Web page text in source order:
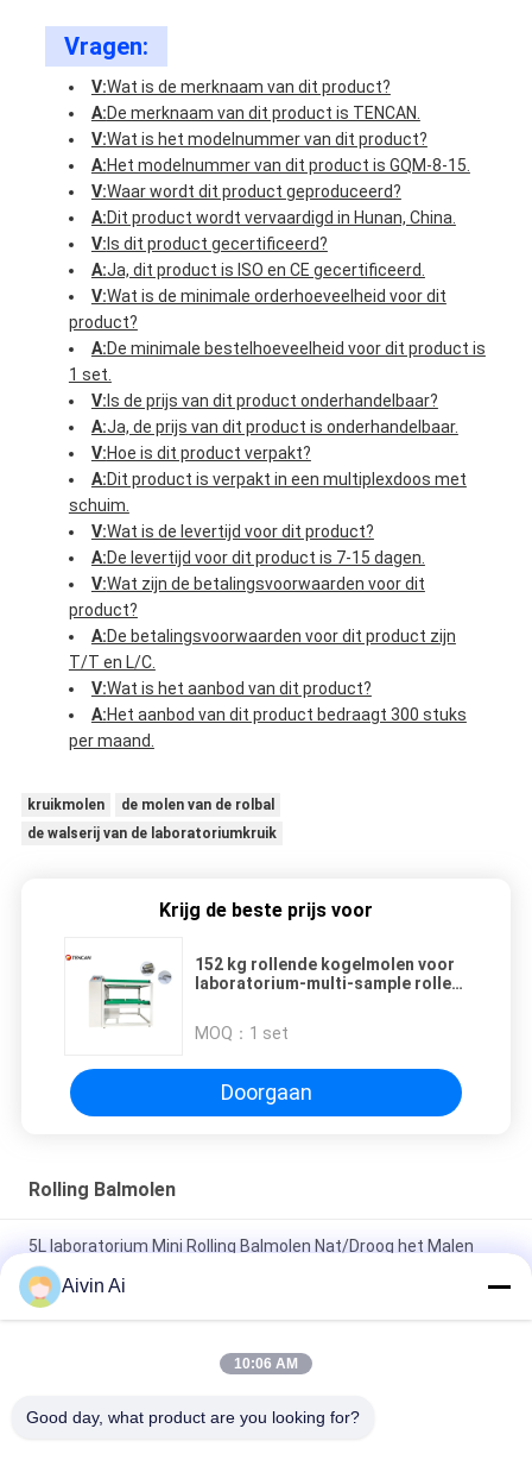
Vragen:
V:Wat is de merknaam van dit product?
A:De merknaam van dit product is TENCAN.
V:Wat is het modelnummer van dit product?
A:Het modelnummer van dit product is GQM-8-15.
V:Waar wordt dit product geproduceerd?
A:Dit product wordt vervaardigd in Hunan, China.
V: Is dit product gecertificeerd?
A:Ja, dit product is ISO en CE gecertificeerd.
V:Wat is de minimale orderhoeveelheid voor dit
product?
A:De minimale bestelhoeveelheid voor dit product is
1 set.
V: Is de prijs van dit product onderhandelbaar?
A:Ja, de prijs van dit product is onderhandelbaar.
V:Hoe is dit product verpakt?
A:Dit product is verpakt in een multiplexdoos met
schuim.
V:Wat is de levertijd voor dit product?
A:De levertijd voor dit product is 7-15 dagen.
V:Wat zijn de betalingsvoorwaarden voor dit
product?
A:De betalingsvoorwaarden voor dit product zijn
T/T en L/C.
V:Wat is het aanbod van dit product?
A:Het aanbod van dit product bedraagt 300 stuks
per maand.
kruikmolen
de molen van de rolbal
de walserij van de laboratoriumkruik
Krijg de beste prijs voor
152 kg rollende kogelmolen voor
laboratorium-multi-sample rollen
MOQ： 1 set
Doorgaan
Rolling Balmolen
5L laboratorium Mini Rolling Balmolen Nat/Droog het Malen
Gebruik met Eenvormig Outputpoeder
De Balmolen van het laboratorium1*5l Broodje, Walserij van de
het Laboratoriumkruik van het Micronpoeder de Malende
Ononderbroken Malen/het Zeven van 30 - 2000L
Aivin Ai
10:06 AM
Good day, what product are you looking for?